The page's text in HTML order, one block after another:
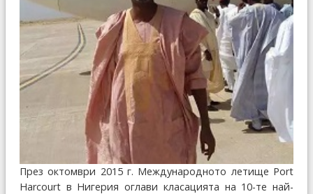
През октомври 2015 г. Международното летище Port
Harcourt в Нигерия оглави класацията на 10-те най-